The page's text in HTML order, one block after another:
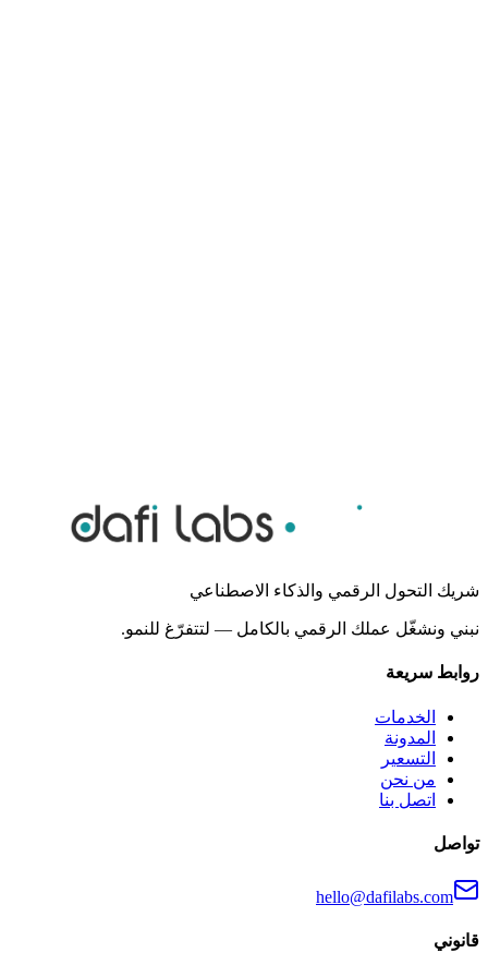
شريك التحول الرقمي والذكاء الاصطناعي
نبني ونشغّل عملك الرقمي بالكامل — لتتفرّغ للنمو.
روابط سريعة
الخدمات
المدونة
التسعير
من نحن
اتصل بنا
تواصل
hello@dafilabs.com
قانوني